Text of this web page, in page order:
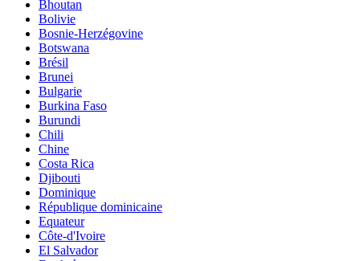
Bhoutan
Bolivie
Bosnie-Herzégovine
Botswana
Brésil
Brunei
Bulgarie
Burkina Faso
Burundi
Chili
Chine
Costa Rica
Djibouti
Dominique
République dominicaine
Equateur
Côte-d'Ivoire
El Salvador